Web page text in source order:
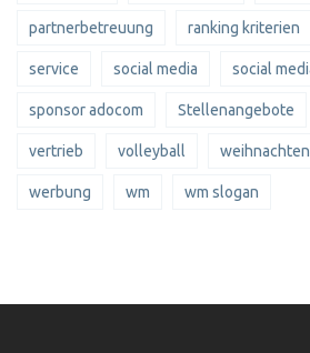
partnerbetreuung ranking kriterien
service social media social
sponsor adocom Stellenangebote
vertrieb volleyball weihnachten
werbung wm wm slogan